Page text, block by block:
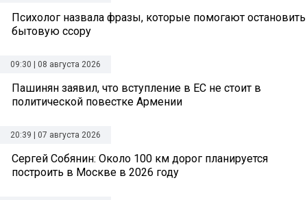
Психолог назвала фразы, которые помогают остановить
бытовую ссору
09:30 | 08 августа 2026
Пашинян заявил, что вступление в ЕС не стоит в
политической повестке Армении
20:39 | 07 августа 2026
Сергей Собянин: Около 100 км дорог планируется
построить в Москве в 2026 году